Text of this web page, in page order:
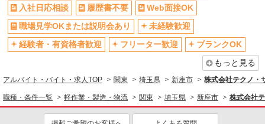
入社日応相談
履歴書不要
Web面接OK
職場見学OKまたは説明会あり
未経験歓迎
経験者・有資格者歓迎
フリーター歓迎
ブランクOK
もっと見る
アルバイト・バイト・求人TOP 関東 埼玉県 新座市 株式会社テクノ・
職種・条件一覧 軽作業・製造・物流 関東 埼玉県 新座市 株式会社